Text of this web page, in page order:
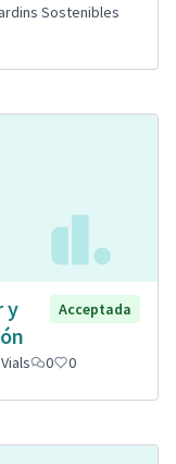
Sostenibles
y
Acceptada
0 0